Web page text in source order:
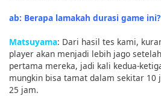
ab: Berapa lamakah durasi game ini?
Matsuyama: Dari hasil tes kami,
player akan menjadi lebih jago
pertama mereka, jadi kali kedua-
mungkin bisa tamat dalam sekitar
25 jam.